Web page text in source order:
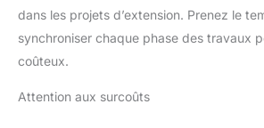
dans les projets d’extension. Prenez le
synchroniser chaque phase des travaux
coûteux.
Attention aux surcoûts